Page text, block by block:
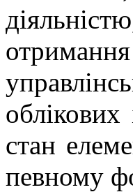
стан
певному